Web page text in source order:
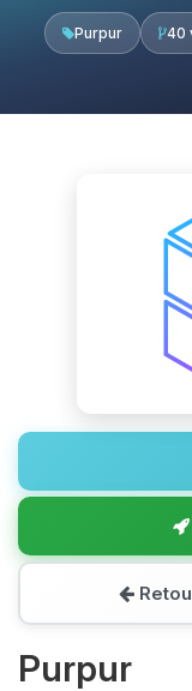
Purpur 40
Purpur